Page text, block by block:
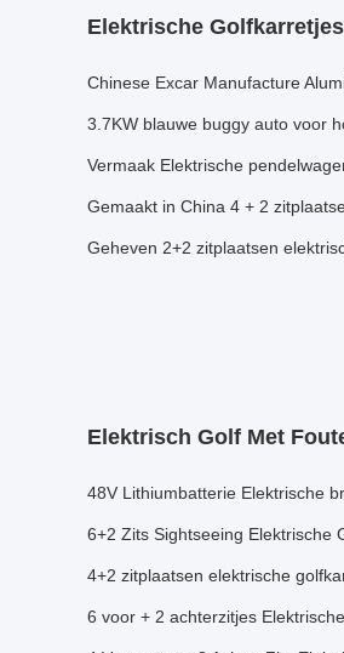
Elektrische Golfkarretjes
Chinese Excar Manufacture
3.7KW blauwe buggy auto voor
Vermaak Elektrische
Gemaakt in China 4 + 2
Geheven 2+2 zitplaatsen
Elektrisch Golf Met
48V Lithiumbatterie Elektrische
6+2 Zits Sightseeing Elektrische
4+2 zitplaatsen elektrische
6 voor + 2 achterzitjes